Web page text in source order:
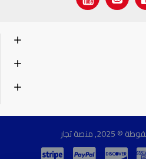
منصة تجار